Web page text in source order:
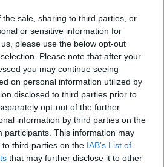
sale, sharing to third parties, or
or sensitive information for
please use the below opt-out
Please note that after your
you may continue seeing
on personal information utilized by
disclosed to third parties prior to
opt-out of the further
information by third parties on the
participants. This information may
third parties on the IAB’s List of
that may further disclose it to other